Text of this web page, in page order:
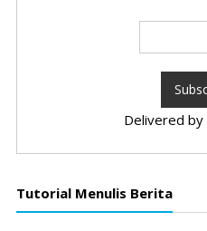
Delivered by
Tutorial Menulis Berita